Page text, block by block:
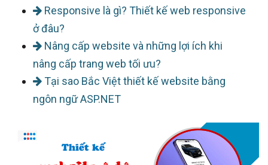
Responsive là gì? Thiết kế web responsive
ở đâu?
Nâng cấp website và những lợi ích khi
nâng cấp trang web tối ưu?
Tại sao Bắc Việt thiết kế website bằng
ngôn ngữ ASP.NET